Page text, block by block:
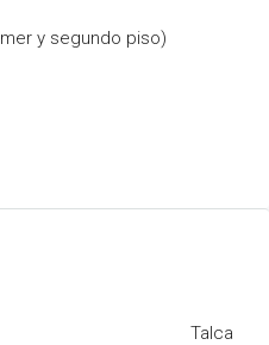
y segundo piso)
Talca